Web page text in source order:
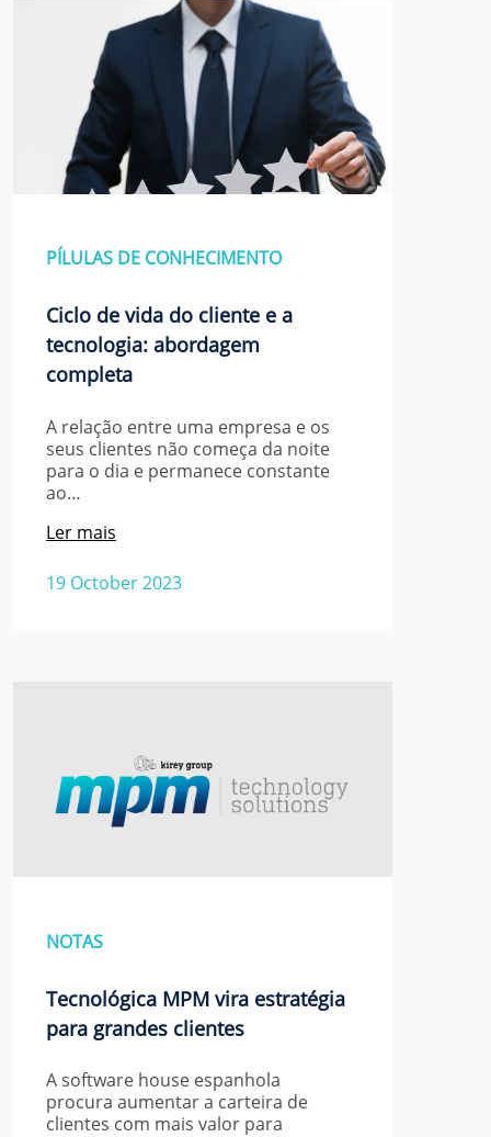
PÍLULAS DE CONHECIMENTO
Ciclo de vida do cliente e a
tecnologia: abordagem
completa
A relação entre uma empresa e os
seus clientes não começa da noite
para o dia e permanece constante
ao…
19 October 2023
Ler mais
NOTAS
Tecnológica MPM vira estratégia
para grandes clientes
A software house espanhola
procura aumentar a carteira de
clientes com mais valor para